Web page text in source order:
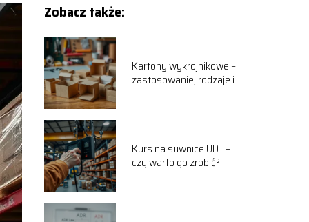
Zobacz także:
Kartony wykrojnikowe –
zastosowanie, rodzaje i
Kurs na suwnice UDT –
czy warto go zrobić?